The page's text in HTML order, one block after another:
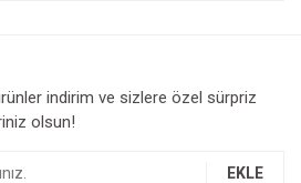
bozuk veya görüntülenemiyor.
eksik bilgiler bulunuyor.
indirim ve sizlere özel sürpriz
olsun!
EKLE